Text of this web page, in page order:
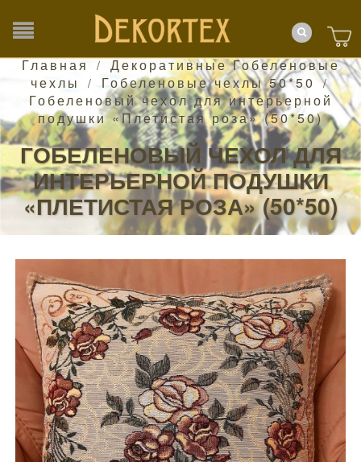
Главная /
Декоративные Гобеленовые
чехлы
/ Гобеленовые чехлы 50*50 /
Гобеленовый чехол для интерьерной
подушки «Плетистая роза» (50*50)
ГОБЕЛЕНОВЫЙ ЧЕХОЛ ДЛЯ
ИНТЕРЬЕРНОЙ ПОДУШКИ
«ПЛЕТИСТАЯ РОЗА» (50*50)